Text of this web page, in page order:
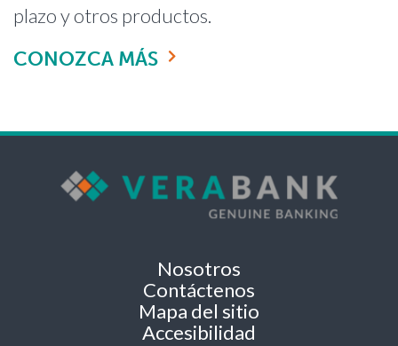
plazo y otros productos.
CONOZCA MÁS
Nosotros
Contáctenos
Mapa del sitio
Accesibilidad